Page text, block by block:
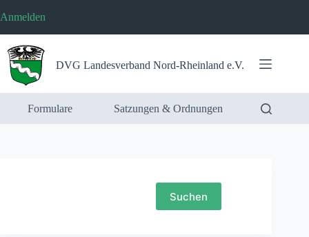
Inhalt
Anmelden
DVG Landesverband Nord-Rheinland e.V.
Formulare Satzungen & Ordnungen
Suchen